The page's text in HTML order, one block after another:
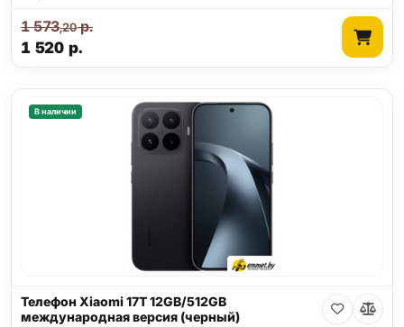
1 520 р.
1 573,20р.
В наличии
Телефон Xiaomi 17T 12GB/512GB
международная версия (черный)